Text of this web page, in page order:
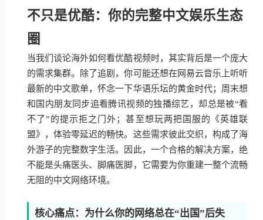
不只是优酷：你的完整中文娱乐生态
圈
当我们谈论海外如何看优酷视频时，其实背后是一个庞大
的需求集群。除了追剧，你可能还想在网易云音乐上听听
最新的中文歌单，怀念一下华语乐坛的黄金时代；周末想
和国内朋友同步追看腾讯视频的独播综艺，却总是被“看
不了”的提示拒之门外；甚至想玩两把国服的《英雄联
盟》，体验零延迟的畅快。这些需求彼此交织，构成了海
外游子的完整数字生活。因此，一个合格的解决方案，绝
不能是头痛医头、脚痛医脚，它需要为你重建一整个流畅
无阻的中文网络环境。
核心痛点：为什么你的网络总在“出国”后失